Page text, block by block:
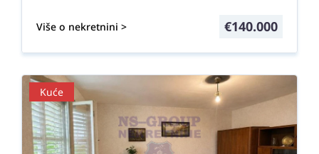
Više o nekretnini > €140.000
Kuće